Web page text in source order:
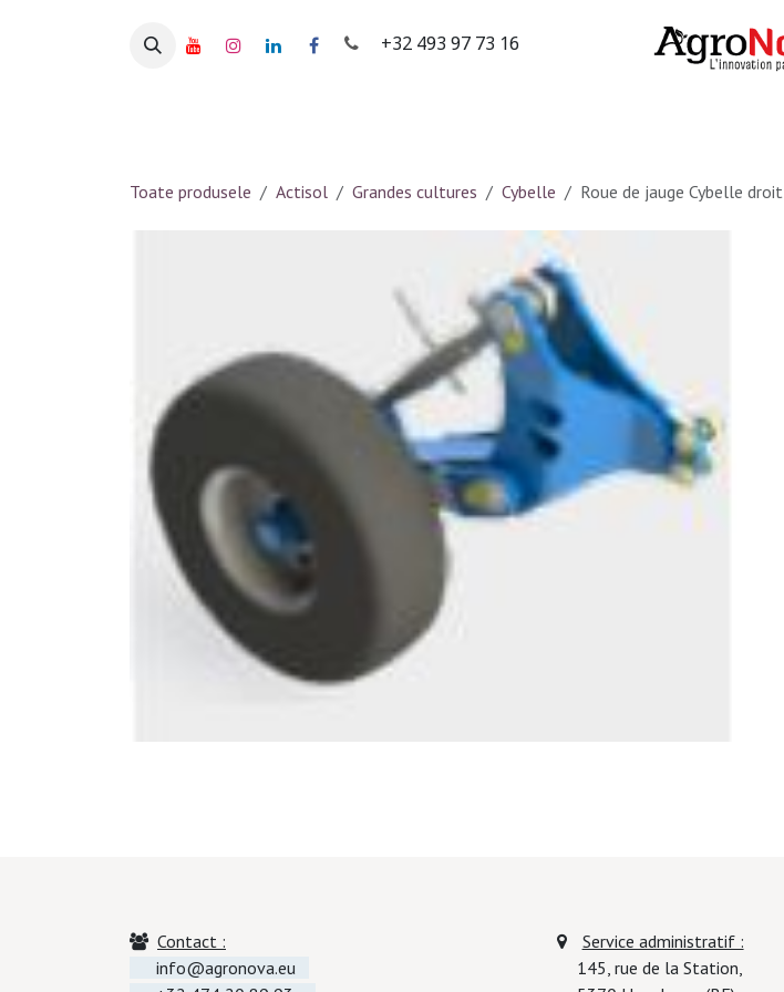
+32 493 97 73 16
Toate produsele Actisol Grandes cultures Cybelle Roue de jauge Cybelle droit
Contact :
info@agronova.eu
Service administratif :
145, rue de la Station,